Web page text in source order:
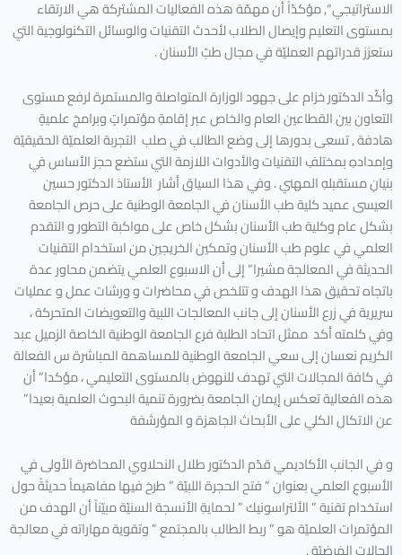
الاستراتيجي “, مؤكدّاً أن مهمّة هذه الفعاليات المشتركة هي الارتقاء
بمستوى التعليم وإيصال الطلاب لأحدث التقنيات والوسائل التكنولوجية التي
ستعزز قدراتهم العمليّة في مجال طبّ الأسنان .
وأكّد الدكتور خزام على جهود الوزارة المتواصلة والمستمرة لرفع مستوى
التعاون بين القطاعين العام والخاص عبر إقامةِ مؤتمراتٍ وبرامجَ علميةٍ
هادفة , تسعى بدورها إلى وضع الطالب في صلب التجربة العلميّة الحقيقيّة
وإمدادهِ بمختلفِ التقنيات والأدوات اللازمة التي ستضع حجرَ الأساس في
بنيانِ مستقبلهِ المهني . وفي هذا السياق أشار الأستاذ الدكتور حسين
العيسى عميد كلية طب الأسنان في الجامعة الوطنية على حرص الجامعة
بشكل عام وكلية طب الأسنان بشكل خاص على مواكبة التطور و التقدم
العلمي في علوم طب الأسنان وتمكين الخريجين من استخدام التقنيات
الحديثة في المعالجة مشيرا” إلى أن الاسبوع العلمي يتضمن محاور عدة
باتجاه تحقيق هذا الهدف و تتلخص في محاضرات و ورشات عمل و عمليات
سريرية في زرع الأسنان إلى جانب المعالجات اللبية والتعويضات المتحركة ،
وفي كلمته أكد ممثل اتحاد الطلبة فرع الجامعة الوطنية الخاصة الزميل عبد
الكريم نعسان إلى سعي الجامعة الوطنية للمساهمة المباشرة س الفعالة
في كافة المجالات التي تهدف للنهوض بالمستوى التعليمي ، مؤكدا” أن
هذه الفعالية تعكس إيمان الجامعة بضرورة تنمية البحوث العلمية بعيدا”
عن الاتكال الكلي على الأبحاث الجاهزة و المؤرشفة
و في الجانب الأكاديمي قدّم الدكتور طلال النحلاوي المحاضرة الأولى في
الأسبوعِ العلمي بعنوان ” فتح الحجرة اللبيّة ” طرحَ فيها مفاهيماً حديثةً حول
استخدام تقنية ” الألتراسونيك ” لحمايةِ الأنسجة السنيّة مبيّناً أن الهدف من
المؤتمرات العلميّة هو ” ربط الطالب بالمجتمع ” وتقوية مهاراته في معالجة